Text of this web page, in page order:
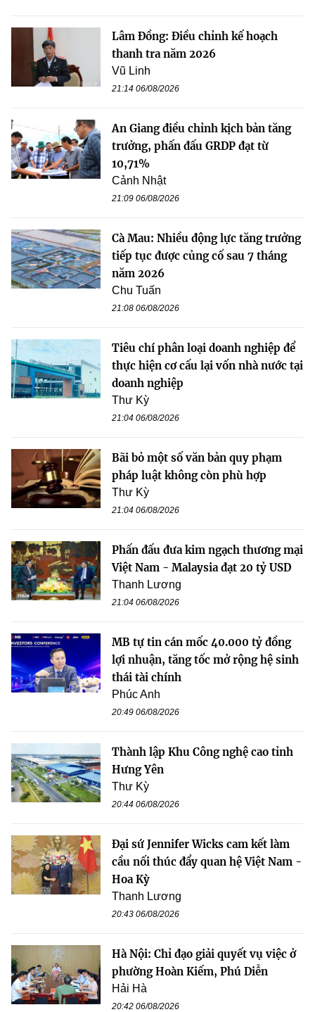
Lâm Đồng: Điều chỉnh kế hoạch
thanh tra năm 2026
Vũ Linh
21:14 06/08/2026
An Giang điều chỉnh kịch bản tăng
trưởng, phấn đấu GRDP đạt từ
10,71%
Cảnh Nhật
21:09 06/08/2026
Cà Mau: Nhiều động lực tăng trưởng
tiếp tục được củng cố sau 7 tháng
năm 2026
Chu Tuấn
21:08 06/08/2026
Tiêu chí phân loại doanh nghiệp để
thực hiện cơ cấu lại vốn nhà nước tại
doanh nghiệp
Thư Kỳ
21:04 06/08/2026
Bãi bỏ một số văn bản quy phạm
pháp luật không còn phù hợp
Thư Kỳ
21:04 06/08/2026
Phấn đấu đưa kim ngạch thương mại
Việt Nam - Malaysia đạt 20 tỷ USD
Thanh Lương
21:04 06/08/2026
MB tự tin cán mốc 40.000 tỷ đồng
lợi nhuận, tăng tốc mở rộng hệ sinh
thái tài chính
Phúc Anh
20:49 06/08/2026
Thành lập Khu Công nghệ cao tỉnh
Hưng Yên
Thư Kỳ
20:44 06/08/2026
Đại sứ Jennifer Wicks cam kết làm
cầu nối thúc đẩy quan hệ Việt Nam -
Hoa Kỳ
Thanh Lương
20:43 06/08/2026
Hà Nội: Chỉ đạo giải quyết vụ việc ở
phường Hoàn Kiếm, Phú Diễn
Hải Hà
20:42 06/08/2026